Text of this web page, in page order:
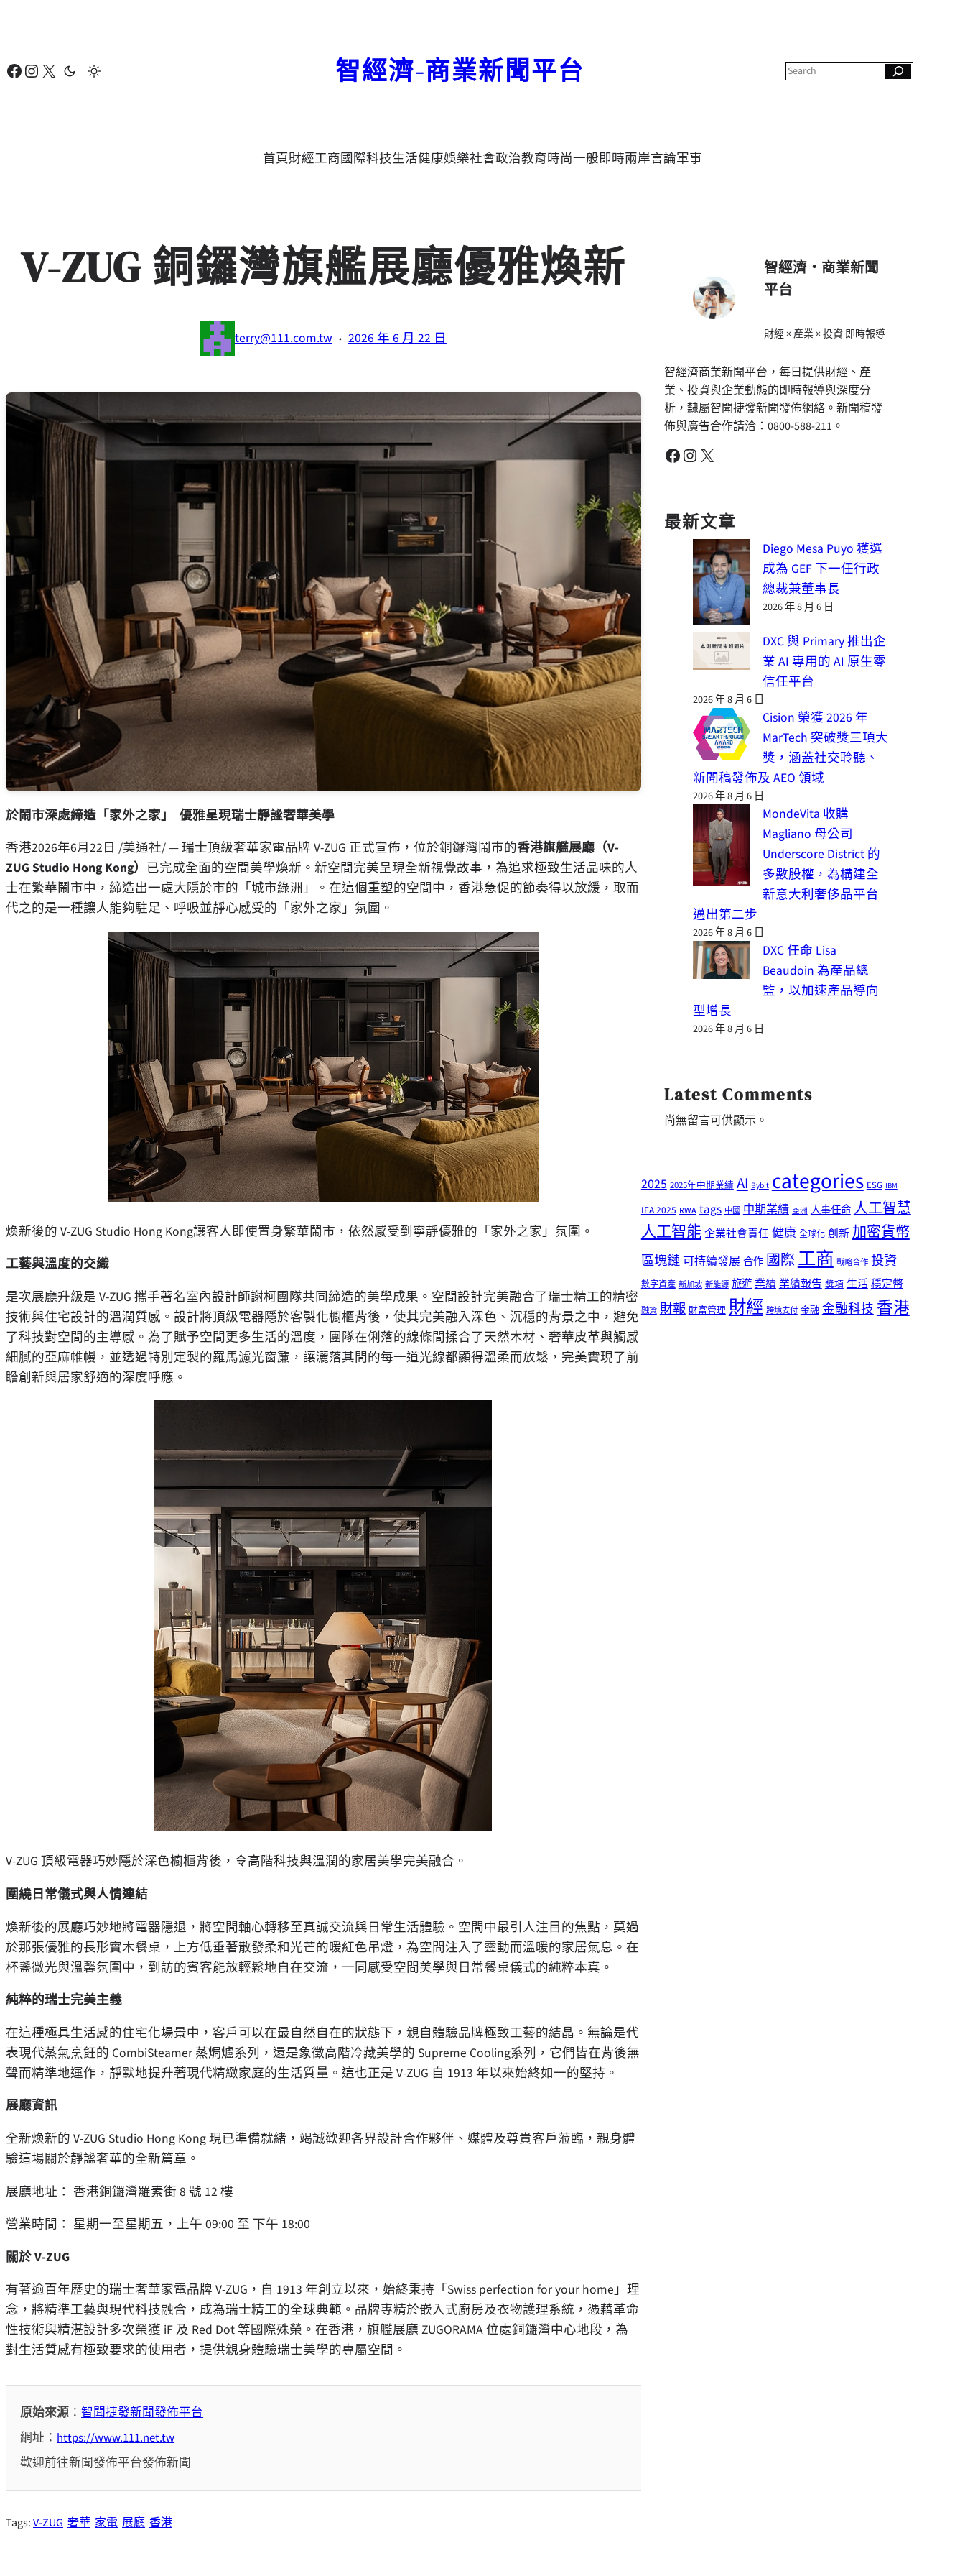
要
Facebook Instagram X 智經濟-商業新聞平台
c
首頁財經工商國際科技生活健康娛樂社會政治教育時尚一般即時兩岸言論軍事
V-ZUG 銅鑼灣旗艦展廳優雅煥新
terry@111.com.tw · 2026 年 6 月 22 日
於鬧市深處締造「家外之家」
優雅呈現瑞士靜謐奢華美學
香港2026年6月22日 /美通社/ — 瑞士頂級奢華家電品牌 V-ZUG 正式宣佈，位於銅鑼灣鬧巿的香港旗艦展廳（V-
ZUG Studio Hong Kong） 已完成全面的空間美學煥新。新空間完美呈現全新視覺故事，為追求極致生活品味的人
士在繁華鬧市中，締造出一處大隱於市的「城市綠洲」。在這個重塑的空間中，香港急促的節奏得以放緩，取而
代之的是一種讓人能夠駐足、呼吸並靜心感受的「家外之家」氛圍。
煥新後的 V-ZUG Studio Hong Kong讓客人即使置身繁華鬧市，依然感受到寧靜優雅的「家外之家」氛圍。
工藝與溫度的交織
是次展廳升級是 V-ZUG 攜手著名室內設計師謝柯團隊共同締造的美學成果。空間設計完美融合了瑞士精工的精密
技術與住宅設計的溫潤質感。設計將頂級電器隱於客製化櫥櫃背後，使其完美融入深色、沉穩的背景之中，避免
了科技對空間的主導感。為了賦予空間更多生活的溫度，團隊在俐落的線條間揉合了天然木材、奢華皮革與觸感
細膩的亞麻帷幔，並透過特別定製的羅馬濾光窗簾，讓灑落其間的每一道光線都顯得溫柔而放鬆，完美實現了前
瞻創新與居家舒適的深度呼應。
V-ZUG 頂級電器巧妙隱於深色櫥櫃背後，令高階科技與溫潤的家居美學完美融合。
圍繞日常儀式與人情連結
煥新後的展廳巧妙地將電器隱退，將空間軸心轉移至真誠交流與日常生活體驗。空間中最引人注目的焦點，莫過
於那張優雅的長形實木餐桌，上方低垂著散發柔和光芒的暖紅色吊燈，為空間注入了靈動而溫暖的家居氣息。在
杯盞微光與溫馨氛圍中，到訪的賓客能放輕鬆地自在交流，一同感受空間美學與日常餐桌儀式的純粹本真。
純粹的瑞士完美主義
在這種極具生活感的住宅化場景中，客戶可以在最自然自在的狀態下，親自體驗品牌極致工藝的結晶。無論是代
表現代蒸氣烹飪的 CombiSteamer 蒸焗爐系列，還是象徵高階冷藏美學的 Supreme Cooling系列，它們皆在背後無
聲而精準地運作，靜默地提升著現代精緻家庭的生活質量。這也正是 V-ZUG 自 1913 年以來始終如一的堅持。
展廳資訊
全新煥新的 V-ZUG Studio Hong Kong 現已準備就緒，竭誠歡迎各界設計合作夥伴、媒體及尊貴客戶蒞臨，親身體
驗這場關於靜謐奢華的全新篇章。
展廳地址： 香港銅鑼灣羅素街 8 號 12 樓
營業時間： 星期一至星期五，上午 09:00 至 下午 18:00
關於V-ZUG
有著逾百年歷史的瑞士奢華家電品牌 V-ZUG，自 1913 年創立以來，始終秉持「Swiss perfection for your home」理
念，將精準工藝與現代科技融合，成為瑞士精工的全球典範。品牌專精於嵌入式廚房及衣物護理系統，憑藉革命
性技術與精湛設計多次榮獲 iF 及 Red Dot 等國際殊榮。在香港，旗艦展廳 ZUGORAMA 位處銅鑼灣中心地段，為
對生活質感有極致要求的使用者，提供親身體驗瑞士美學的專屬空間。
原始來源 ：智聞捷發新聞發佈平台
網址：https://www.111.net.tw
歡迎前往新聞發佈平台發佈新聞
Tags:V-ZUG 奢華 家電 展廳 香港
智經濟・商業新聞
平台
財經 × 產業 × 投資 即時報導
智經濟商業新聞平台，每日提供財經、產
業、投資與企業動態的即時報導與深度分
析，隸屬智聞捷發新聞發佈網絡。新聞稿發
佈與廣告合作請洽：0800-588-211。
Facebook Instagram X
最新文章
Diego Mesa Puyo 獲選
成為 GEF 下一任行政
總裁兼董事長
2026 年 8 月 6 日
DXC 與 Primary 推出企
業 AI 專用的 AI 原生零
信任平台
2026 年 8 月 6 日
Cision 榮獲 2026 年
MarTech 突破獎三項大
獎，涵蓋社交聆聽、
新聞稿發佈及 AEO 領域
2026 年 8 月 6 日
MondeVita 收購
Magliano 母公司
Underscore District 的
多數股權，為構建全
新意大利奢侈品平台
邁出第二步
2026 年 8 月 6 日
DXC 任命 Lisa
Beaudoin 為產品總
監，以加速產品導向
型增長
2026 年 8 月 6 日
Latest Comments
尚無留言可供顯示。
2025 2025年中期業績 AI Bybit categories ESG IBM
IFA 2025 RWA tags 中國 中期業績 亞洲 人事任命人工智慧
人工智能企業社會責任健康 全球化 創新 加密貨幣
區塊鏈可持續發展合作國際工商 戰略合作 投資
數字資產 新加坡 新能源 旅遊業績業績報告 獎項 生活穩定幣
融資 財報 財富管理 財經 跨境支付 金融 金融科技香港